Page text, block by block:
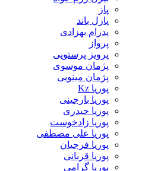
پاز
پازل باند
پدرام بهزادی
پرواز
پرویز پرستویی
پژمان موسوی
پژمان مینویی
پوریا Kz
پوریا بارجینی
پوریا حیدری
پوریا زادخوست
پوریا علی مصطفی
پوریا فرجیان
پوریا قربانی
پوریا گرامی